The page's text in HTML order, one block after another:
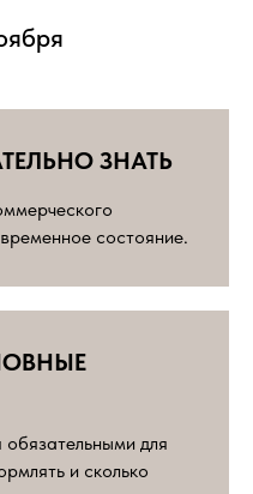
ЗНАТЬ
состояние.
для
и сколько
НКО,